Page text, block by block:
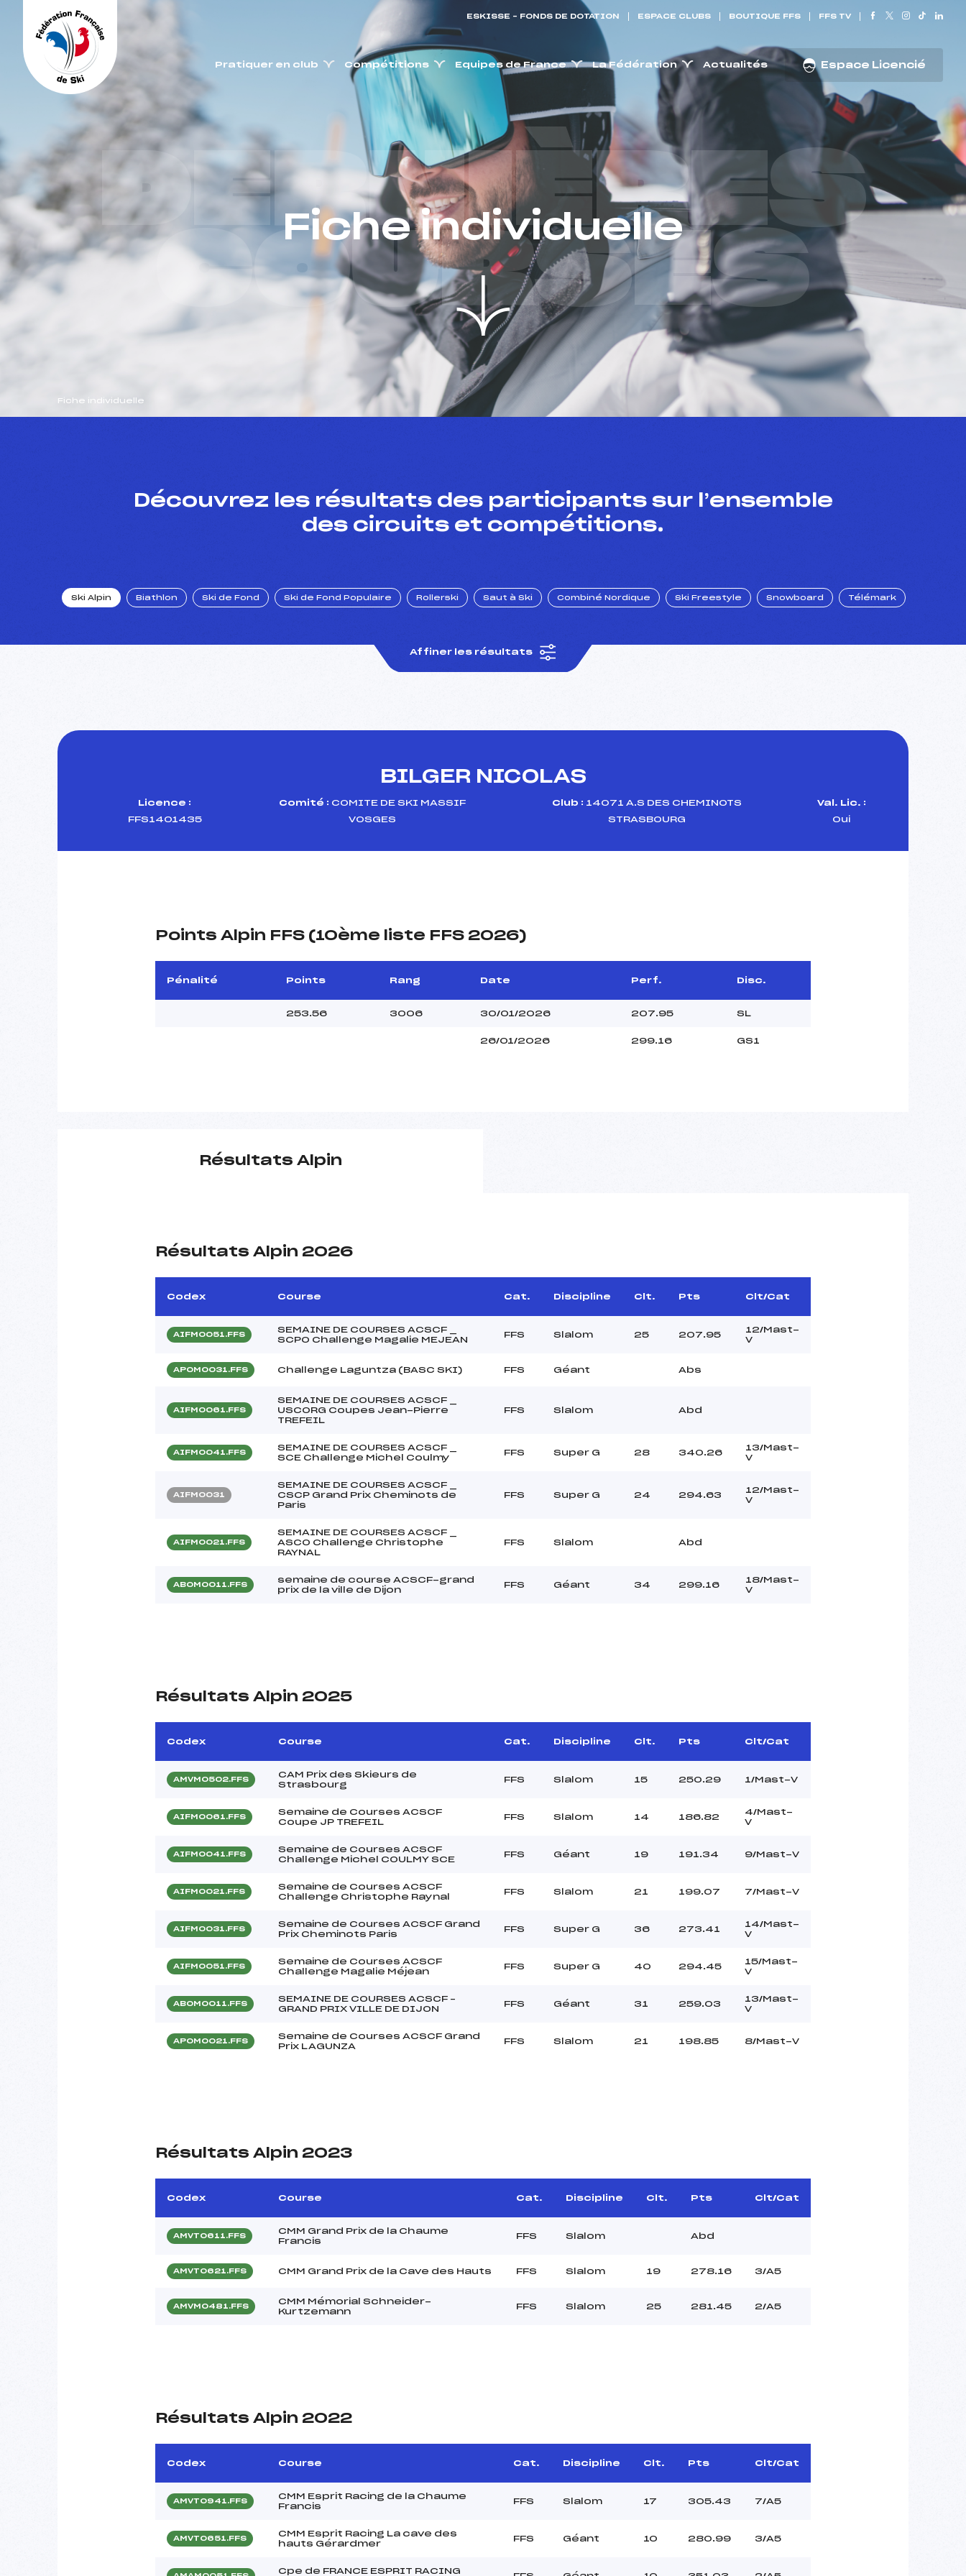
ESKISSE – FONDS DE DOTATION ESPACE CLUBS BOUTIQUE FFS FFS TV
Pratiquer en club Compétitions Equipes de France La Fédération Actualités Espace Licencié
DERNIÈRES
COURSES
Fiche individuelle
Fiche individuelle
Découvrez les résultats des participants sur l’ensemble
des circuits et compétitions.
Ski Alpin Biathlon Ski de Fond Ski de Fond Populaire Rollerski Saut à Ski Combiné Nordique Ski Freestyle Snowboard Télémark
Affiner les résultats
BILGER NICOLAS
Licence :
FFS1401435
Comité : COMITE DE SKI MASSIF
VOSGES
Club : 14071 A.S DES CHEMINOTS
STRASBOURG
Val. Lic. :
Oui
Points Alpin FFS (10ème liste FFS 2026)
Pénalité Points Rang Date Perf. Disc.
253.56 3006 30/01/2026 207.95 SL
26/01/2026 299.16 GS1
Résultats Alpin
Résultats Alpin 2026
Codex Course Cat. Discipline Clt. Pts Clt/Cat
AIFM0051.FFS
SEMAINE DE COURSES ACSCF _
SCPO Challenge Magalie MEJEAN
FFS Slalom 25 207.95
12/Mast-
V
APOM0031.FFS Challenge Laguntza (BASC SKI) FFS Géant Abs
AIFM0061.FFS
SEMAINE DE COURSES ACSCF _
USCORG Coupes Jean-Pierre
TREFEIL
FFS Slalom Abd
AIFM0041.FFS
SEMAINE DE COURSES ACSCF _
SCE Challenge Michel Coulmy
FFS Super G 28 340.26
13/Mast-
V
AIFM0031
SEMAINE DE COURSES ACSCF _
CSCP Grand Prix Cheminots de
Paris
FFS Super G 24 294.63
12/Mast-
V
AIFM0021.FFS
SEMAINE DE COURSES ACSCF _
ASCO Challenge Christophe
RAYNAL
FFS Slalom Abd
ABOM0011.FFS
semaine de course ACSCF-grand
prix de la ville de Dijon
FFS Géant 34 299.16
18/Mast-
V
Résultats Alpin 2025
Codex Course Cat. Discipline Clt. Pts Clt/Cat
AMVM0502.FFS
CAM Prix des Skieurs de
Strasbourg
FFS Slalom 15 250.29 1/Mast-V
AIFM0061.FFS
Semaine de Courses ACSCF
Coupe JP TREFEIL
FFS Slalom 14 186.82
4/Mast-
V
AIFM0041.FFS
Semaine de Courses ACSCF
Challenge Michel COULMY SCE
FFS Géant 19 191.34 9/Mast-V
AIFM0021.FFS
Semaine de Courses ACSCF
Challenge Christophe Raynal
FFS Slalom 21 199.07 7/Mast-V
AIFM0031.FFS
Semaine de Courses ACSCF Grand
Prix Cheminots Paris
FFS Super G 36 273.41
14/Mast-
V
AIFM0051.FFS
Semaine de Courses ACSCF
Challenge Magalie Méjean
FFS Super G 40 294.45
15/Mast-
V
ABOM0011.FFS
SEMAINE DE COURSES ACSCF –
GRAND PRIX VILLE DE DIJON
FFS Géant 31 259.03
13/Mast-
V
APOM0021.FFS
Semaine de Courses ACSCF Grand
Prix LAGUNZA
FFS Slalom 21 198.85 8/Mast-V
Résultats Alpin 2023
Codex Course Cat. Discipline Clt. Pts Clt/Cat
AMVT0611.FFS
CMM Grand Prix de la Chaume
Francis
FFS Slalom Abd
AMVT0621.FFS CMM Grand Prix de la Cave des Hauts FFS Slalom 19 278.16 3/A5
AMVM0481.FFS
CMM Mémorial Schneider-
Kurtzemann
FFS Slalom 25 281.45 2/A5
Résultats Alpin 2022
Codex Course Cat. Discipline Clt. Pts Clt/Cat
AMVT0941.FFS
CMM Esprit Racing de la Chaume
Francis
FFS Slalom 17 305.43 7/A5
AMVT0651.FFS
CMM Esprit Racing La cave des
hauts Gérardmer
FFS Géant 10 280.99 3/A5
Cpe de FRANCE ESPRIT RACING